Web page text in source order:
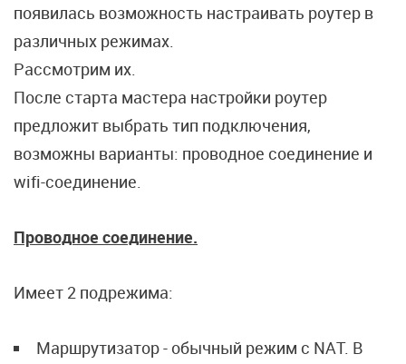
появилась возможность настраивать роутер в
различных режимах.
Рассмотрим их.
После старта мастера настройки роутер
предложит выбрать тип подключения,
возможны варианты: проводное соединение и
wifi-соединение.
Проводное соединение.
Имеет 2 подрежима:
Маршрутизатор - обычный режим с NAT. В